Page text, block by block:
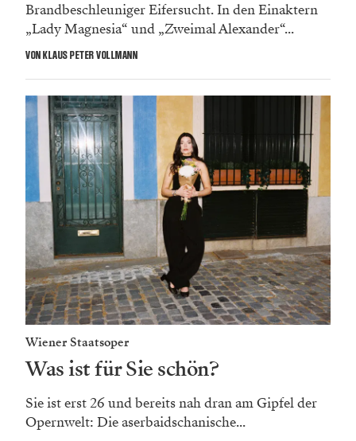
Brandbeschleuniger Eifersucht. In den Einaktern
„Lady Magnesia“ und „Zweimal Alexander“...
VON KLAUS PETER VOLLMANN
Wiener Staatsoper
Was ist für Sie schön?
Sie ist erst 26 und bereits nah dran am Gipfel der
Opernwelt: Die aserbaidschanische...